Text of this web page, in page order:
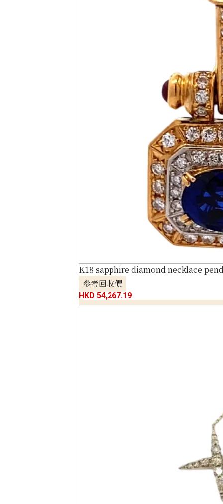
K18 sapphire diamond necklace
參考回收價
HKD 54,267.19